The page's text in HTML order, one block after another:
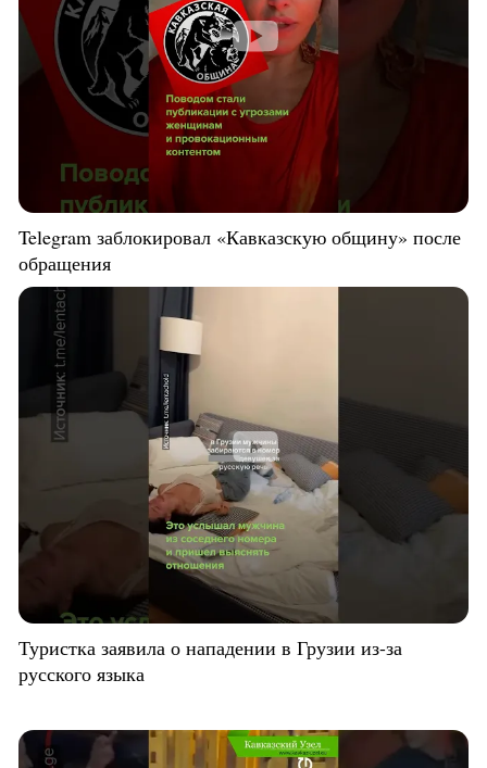
Telegram заблокировал «Кавказскую общину» после
обращения
Туристка заявила о нападении в Грузии из-за
русского языка